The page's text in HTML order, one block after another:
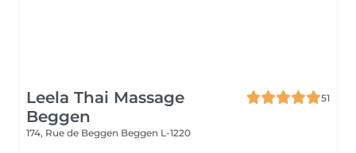
Leela Thai Massage
Beggen
51
174, Rue de Beggen Beggen L-1220